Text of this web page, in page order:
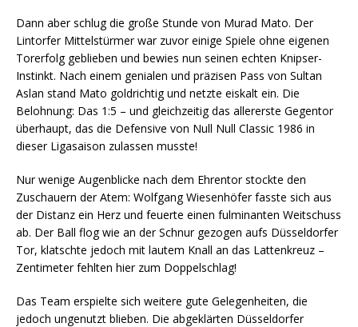
Dann aber schlug die große Stunde von Murad Mato. Der
Lintorfer Mittelstürmer war zuvor einige Spiele ohne eigenen
Torerfolg geblieben und bewies nun seinen echten Knipser-
Instinkt. Nach einem genialen und präzisen Pass von Sultan
Aslan stand Mato goldrichtig und netzte eiskalt ein. Die
Belohnung: Das 1:5 – und gleichzeitig das allererste Gegentor
überhaupt, das die Defensive von Null Null Classic 1986 in
dieser Ligasaison zulassen musste!
Nur wenige Augenblicke nach dem Ehrentor stockte den
Zuschauern der Atem: Wolfgang Wiesenhöfer fasste sich aus
der Distanz ein Herz und feuerte einen fulminanten Weitschuss
ab. Der Ball flog wie an der Schnur gezogen aufs Düsseldorfer
Tor, klatschte jedoch mit lautem Knall an das Lattenkreuz –
Zentimeter fehlten hier zum Doppelschlag!
Das Team erspielte sich weitere gute Gelegenheiten, die
jedoch ungenutzt blieben. Die abgeklärten Düsseldorfer